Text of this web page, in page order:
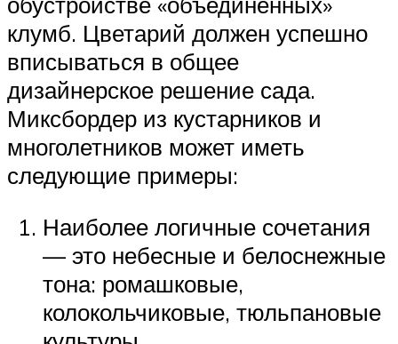
клумб. Цветарий должен успешно
вписываться в общее
дизайнерское решение сада.
Миксбордер из кустарников и
многолетников может иметь
следующие примеры:
Наиболее логичные сочетания
— это небесные и белоснежные
тона: ромашковые,
колокольчиковые, тюльпановые